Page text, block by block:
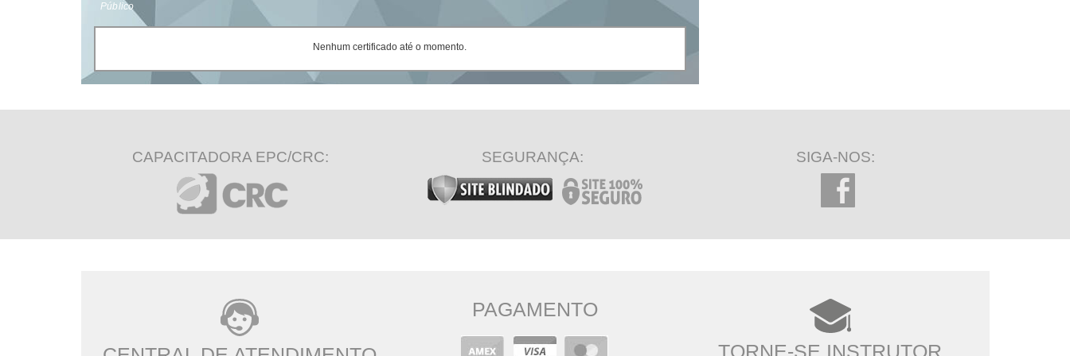
Público
Nenhum certificado até o momento.
CAPACITADORA EPC/CRC: SEGURANÇA: SIGA-NOS:
PAGAMENTO
TORNE-SE INSTRUTOR